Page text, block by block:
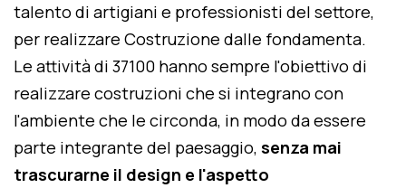
talento di artigiani e professionisti del settore,
per realizzare Costruzione dalle fondamenta.
Le attività di 37100 hanno sempre l'obiettivo di
realizzare costruzioni che si integrano con
l'ambiente che le circonda, in modo da essere
parte integrante del paesaggio, senza mai
trascurarne il design e l'aspetto